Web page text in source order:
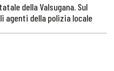
della Valsugana. Sul
agenti della polizia locale